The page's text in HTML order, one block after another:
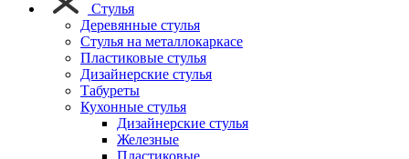
Стулья
Деревянные стулья
Стулья на металлокаркасе
Пластиковые стулья
Дизайнерские стулья
Табуреты
Кухонные стулья
Дизайнерские стулья
Железные